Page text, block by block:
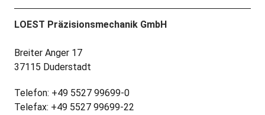
LOEST Präzisionsmechanik GmbH
Breiter Anger 17
37115 Duderstadt
Telefon: +49 5527 99699-0
Telefax: +49 5527 99699-22